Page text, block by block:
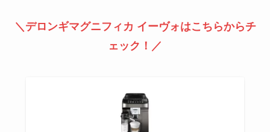
＼デロンギマグニフィカ イーヴォはこちらからチ
ェック！／